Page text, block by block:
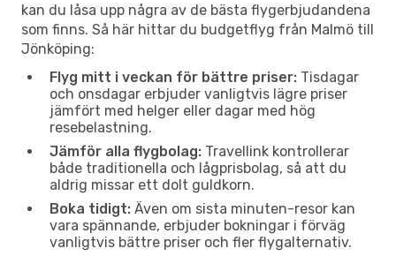
kan du låsa upp några av de bästa flygerbjudandena
som finns. Så här hittar du budgetflyg från Malmö till
Jönköping:
Flyg mitt i veckan för bättre priser: Tisdagar
och onsdagar erbjuder vanligtvis lägre priser
jämfört med helger eller dagar med hög
resebelastning.
Jämför alla flygbolag: Travellink kontrollerar
både traditionella och lågprisbolag, så att du
aldrig missar ett dolt guldkorn.
Boka tidigt: Även om sista minuten-resor kan
vara spännande, erbjuder bokningar i förväg
vanligtvis bättre priser och fler flygalternativ.